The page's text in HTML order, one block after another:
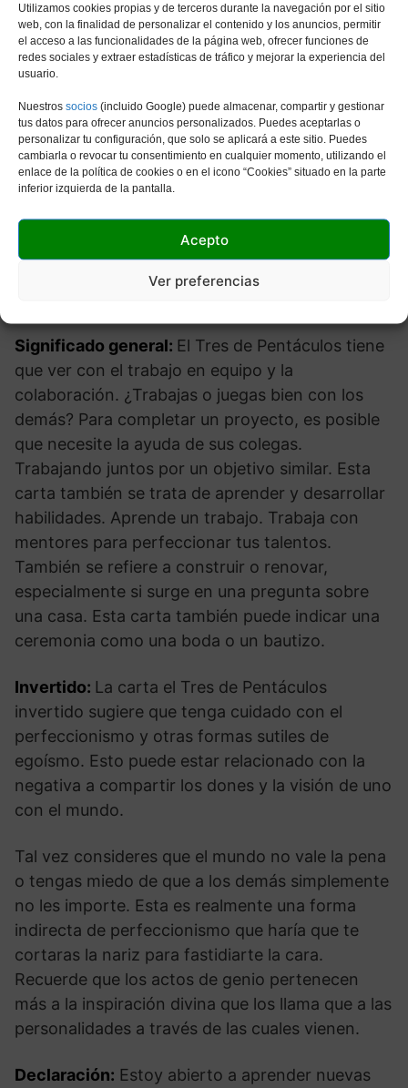
Utilizamos cookies propias y de terceros durante la navegación por el sitio
web, con la finalidad de personalizar el contenido y los anuncios, permitir
el acceso a las funcionalidades de la página web, ofrecer funciones de
redes sociales y extraer estadísticas de tráfico y mejorar la experiencia del
usuario.
Nuestros socios (incluido Google) puede almacenar, compartir y gestionar
tus datos para ofrecer anuncios personalizados. Puedes aceptarlas o
personalizar tu configuración, que solo se aplicará a este sitio. Puedes
cambiarla o revocar tu consentimiento en cualquier momento, utilizando el
enlace de la política de cookies o en el icono “Cookies” situado en la parte
inferior izquierda de la pantalla.
Acepto
Ver preferencias
Significado general: El Tres de Pentáculos tiene
que ver con el trabajo en equipo y la
colaboración. ¿Trabajas o juegas bien con los
demás? Para completar un proyecto, es posible
que necesite la ayuda de sus colegas.
Trabajando juntos por un objetivo similar. Esta
carta también se trata de aprender y desarrollar
habilidades. Aprende un trabajo. Trabaja con
mentores para perfeccionar tus talentos.
También se refiere a construir o renovar,
especialmente si surge en una pregunta sobre
una casa. Esta carta también puede indicar una
ceremonia como una boda o un bautizo.
Invertido: La carta el Tres de Pentáculos
invertido sugiere que tenga cuidado con el
perfeccionismo y otras formas sutiles de
egoísmo. Esto puede estar relacionado con la
negativa a compartir los dones y la visión de uno
con el mundo.
Tal vez consideres que el mundo no vale la pena
o tengas miedo de que a los demás simplemente
no les importe. Esta es realmente una forma
indirecta de perfeccionismo que haría que te
cortaras la nariz para fastidiarte la cara.
Recuerde que los actos de genio pertenecen
más a la inspiración divina que los llama que a las
personalidades a través de las cuales vienen.
Declaración: Estoy abierto a aprender nuevas